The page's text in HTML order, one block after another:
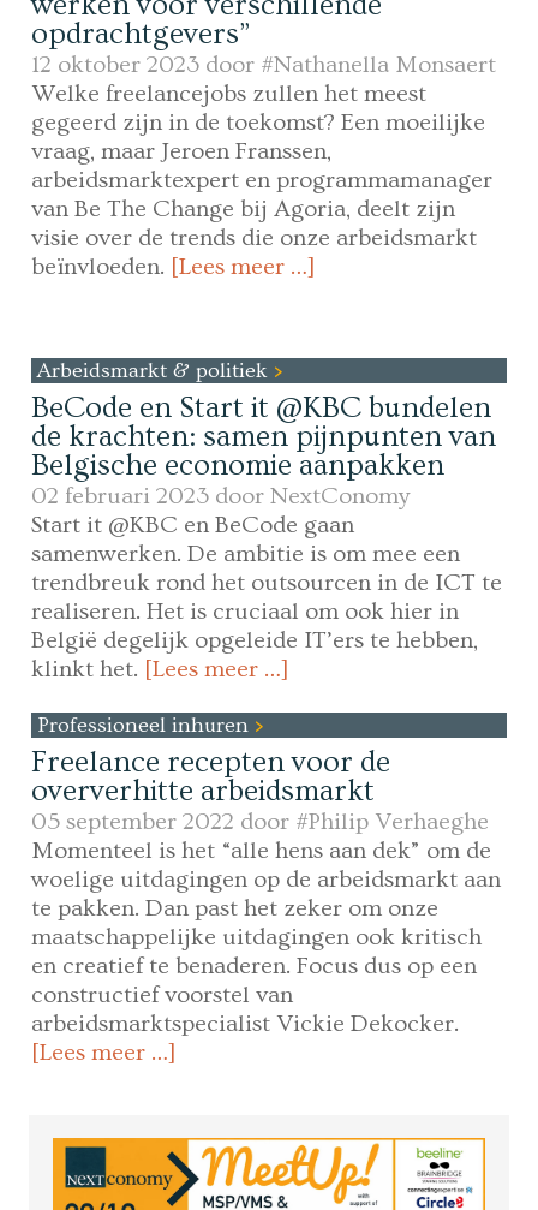
opdrachtgevers”
12 oktober 2023 door #Nathanella Monsaert
Welke freelancejobs zullen het meest
gegeerd zijn in de toekomst? Een moeilijke
vraag, maar Jeroen Franssen,
arbeidsmarktexpert en programmamanager
van Be The Change bij Agoria, deelt zijn
visie over de trends die onze arbeidsmarkt
beïnvloeden. [Lees meer …]
Arbeidsmarkt & politiek
BeCode en Start it @KBC bundelen
de krachten: samen pijnpunten van
Belgische economie aanpakken
02 februari 2023 doorNextConomy
Start it @KBC en BeCode gaan
samenwerken. De ambitie is om mee een
trendbreuk rond het outsourcen in de ICT te
realiseren. Het is cruciaal om ook hier in
België degelijk opgeleide IT’ers te hebben,
klinkt het. [Lees meer …]
Professioneel inhuren
Freelance recepten voor de
oververhitte arbeidsmarkt
05 september 2022 door #Philip Verhaeghe
Momenteel is het “alle hens aan dek” om de
woelige uitdagingen op de arbeidsmarkt aan
te pakken. Dan past het zeker om onze
maatschappelijke uitdagingen ook kritisch
en creatief te benaderen. Focus dus op een
constructief voorstel van
arbeidsmarktspecialist Vickie Dekocker.
[Lees meer …]